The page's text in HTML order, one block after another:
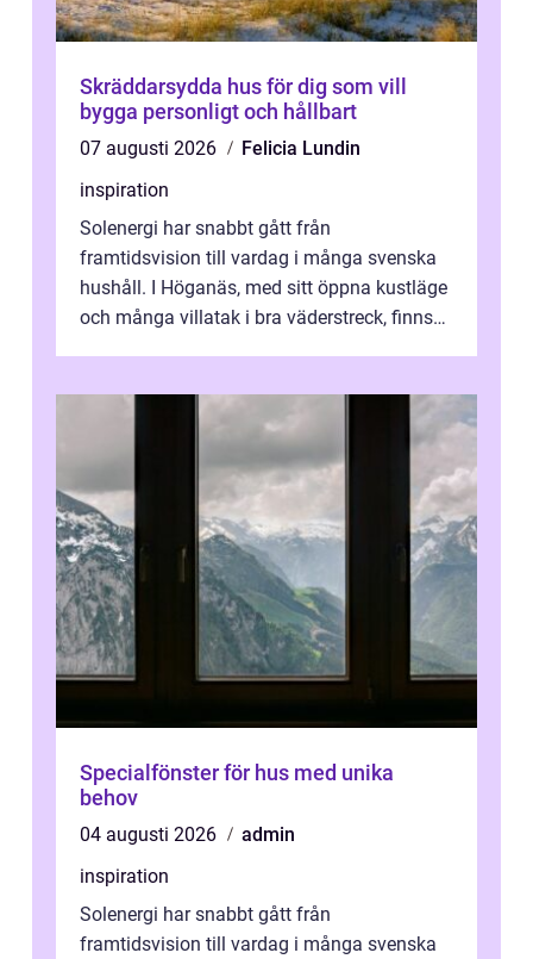
Skräddarsydda hus för dig som vill
bygga personligt och hållbart
07 augusti 2026
Felicia Lundin
inspiration
Solenergi har snabbt gått från
framtidsvision till vardag i många svenska
hushåll. I Höganäs, med sitt öppna kustläge
och många villatak i bra väderstreck, finns
Specialfönster för hus med unika
behov
04 augusti 2026
admin
inspiration
Solenergi har snabbt gått från
framtidsvision till vardag i många svenska